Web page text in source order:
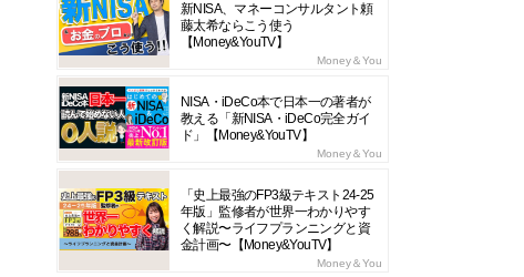
新NISA、マネーコンサルタント頼
藤太希ならこう使う
【Money&YouTV】
Money＆You
NISA・iDeCo本で日本一の著者が
教える「新NISA・iDeCo完全ガイ
ド」【Money&YouTV】
Money＆You
「史上最強のFP3級テキスト24-25
年版」監修者が世界一わかりやす
く解説〜ライフプランニングと資
金計画〜【Money&YouTV】
Money＆You